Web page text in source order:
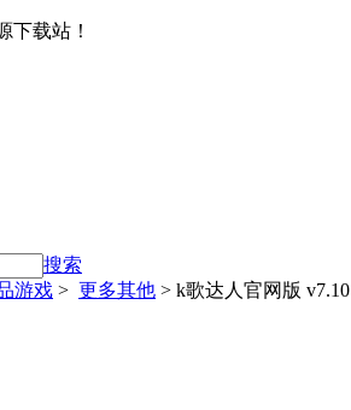
下载站！
搜索
游戏 > 更多其他 > k歌达人官网版